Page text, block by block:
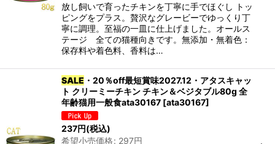
放し飼いで育ったチキンを丁寧に手でほぐし トッ
ピングをプラス。贅沢なグレービーでゆっくり丁
寧に調理。至福の一皿に仕上げました。オールス
テージ 全ての猫種向きです。無添加・無着色：
保存料や着色料、香料は…
SALE ・20％off最短賞味2027.12・アタスキャッ
ト クリーミーチキン チキン＆ベジタブル80g 全
年齢猫用一般食ata30167 [ata30167]
237円(税込)
希望小売価格: 297円